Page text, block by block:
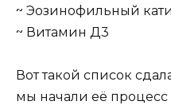
~ Эозинофильный
~ Витамин Д3
Вот такой список
мы начали её